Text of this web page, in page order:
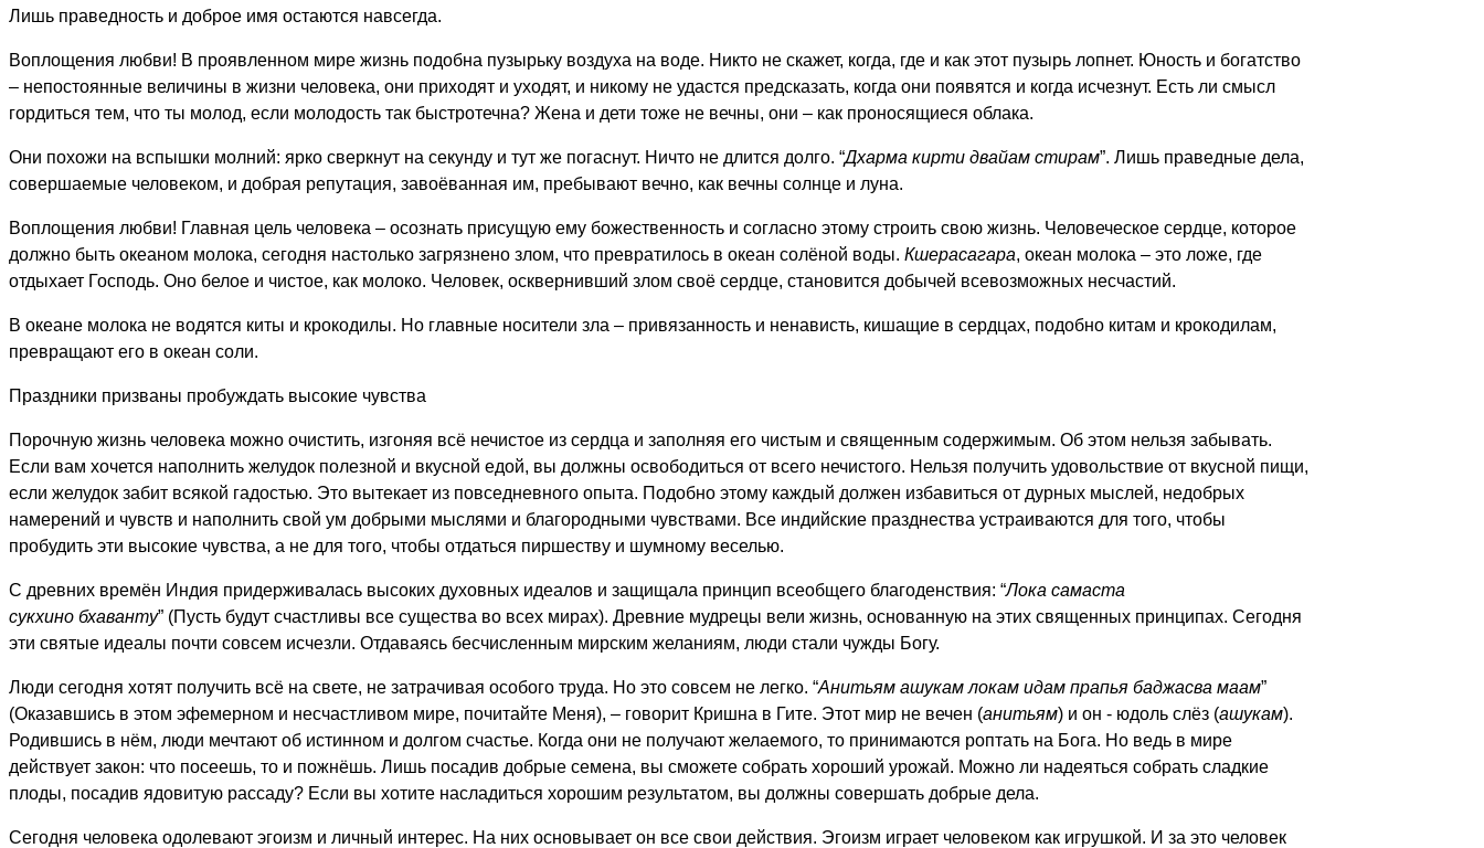
Лишь праведность и доброе имя остаются навсегда.
Воплощения любви! В проявленном мире жизнь подобна пузырьку воздуха на воде. Никто не скажет, когда, где и как этот пузырь лопнет. Юность и богатство
– непостоянные величины в жизни человека, они приходят и уходят, и никому не удастся предсказать, когда они появятся и когда исчезнут. Есть ли смысл
гордиться тем, что ты молод, если молодость так быстротечна? Жена и дети тоже не вечны, они – как проносящиеся облака.
Они похожи на вспышки молний: ярко сверкнут на секунду и тут же погаснут. Ничто не длится долго. “Дхарма кирти двайам стирам”. Лишь праведные дела,
совершаемые человеком, и добрая репутация, завоёванная им, пребывают вечно, как вечны солнце и луна.
Воплощения любви! Главная цель человека – осознать присущую ему божественность и согласно этому строить свою жизнь. Человеческое сердце, которое
должно быть океаном молока, сегодня настолько загрязнено злом, что превратилось в океан солёной воды. Кшерасагара, океан молока – это ложе, где
отдыхает Господь. Оно белое и чистое, как молоко. Человек, осквернивший злом своё сердце, становится добычей всевозможных несчастий.
В океане молока не водятся киты и крокодилы. Но главные носители зла – привязанность и ненависть, кишащие в сердцах, подобно китам и крокодилам,
превращают его в океан соли.
Праздники призваны пробуждать высокие чувства
Порочную жизнь человека можно очистить, изгоняя всё нечистое из сердца и заполняя его чистым и священным содержимым. Об этом нельзя забывать.
Если вам хочется наполнить желудок полезной и вкусной едой, вы должны освободиться от всего нечистого. Нельзя получить удовольствие от вкусной пищи,
если желудок забит всякой гадостью. Это вытекает из повседневного опыта. Подобно этому каждый должен избавиться от дурных мыслей, недобрых
намерений и чувств и наполнить свой ум добрыми мыслями и благородными чувствами. Все индийские празднества устраиваются для того, чтобы
пробудить эти высокие чувства, а не для того, чтобы отдаться пиршеству и шумному веселью.
С древних времён Индия придерживалась высоких духовных идеалов и защищала принцип всеобщего благоденствия: “Лока самаста
сукхино бхаванту” (Пусть будут счастливы все существа во всех мирах). Древние мудрецы вели жизнь, основанную на этих священных принципах. Сегодня
эти святые идеалы почти совсем исчезли. Отдаваясь бесчисленным мирским желаниям, люди стали чужды Богу.
Люди сегодня хотят получить всё на свете, не затрачивая особого труда. Но это совсем не легко. “Анитьям ашукам локам идам прапья баджасва маам”
(Оказавшись в этом эфемерном и несчастливом мире, почитайте Меня), – говорит Кришна в Гите. Этот мир не вечен (анитьям) и он - юдоль слёз (ашукам).
Родившись в нём, люди мечтают об истинном и долгом счастье. Когда они не получают желаемого, то принимаются роптать на Бога. Но ведь в мире
действует закон: что посеешь, то и пожнёшь. Лишь посадив добрые семена, вы сможете собрать хороший урожай. Можно ли надеяться собрать сладкие
плоды, посадив ядовитую рассаду? Если вы хотите насладиться хорошим результатом, вы должны совершать добрые дела.
Сегодня человека одолевают эгоизм и личный интерес. На них основывает он все свои действия. Эгоизм играет человеком как игрушкой. И за это человек